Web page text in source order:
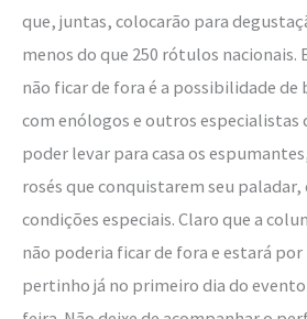
que, juntas, colocarão para
menos do que 250 rótulos nacionais.
não ficar de fora é a possibilidade
com enólogos e outros especialistas
poder levar para casa os
rosés que conquistarem seu paladar,
condições especiais. Claro que a
não poderia ficar de fora e estará
pertinho já no primeiro dia do